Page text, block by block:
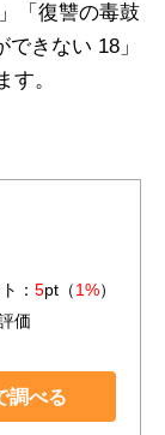
「復讐の毒鼓
きない 18」
す。
： 5pt（1%）
価
調べる